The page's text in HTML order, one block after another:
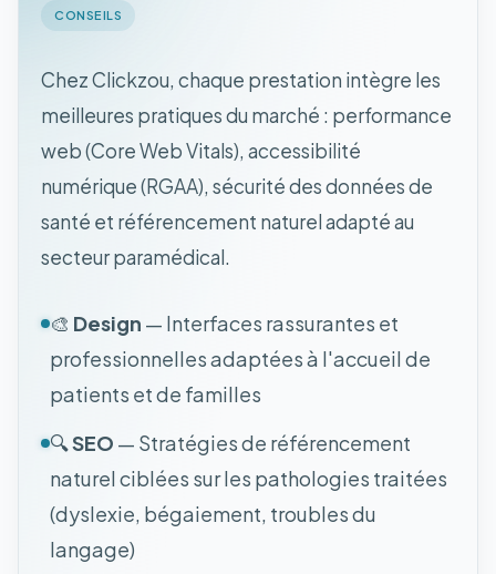
CONSEILS
Chez Clickzou, chaque prestation intègre les
meilleures pratiques du marché : performance
web (Core Web Vitals), accessibilité
numérique (RGAA), sécurité des données de
santé et référencement naturel adapté au
secteur paramédical.
🎨 Design — Interfaces rassurantes et
professionnelles adaptées à l'accueil de
patients et de familles
🔍SEO — Stratégies de référencement
naturel ciblées sur les pathologies traitées
(dyslexie, bégaiement, troubles du
langage)